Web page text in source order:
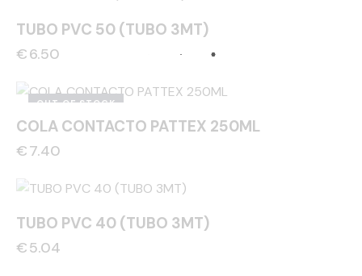
TUBO PVC 50 (TUBO 3MT)
€6.50
OUT OF STOCK
COLA CONTACTO PATTEX 250ML
€7.40
TUBO PVC 40 (TUBO 3MT)
€5.04